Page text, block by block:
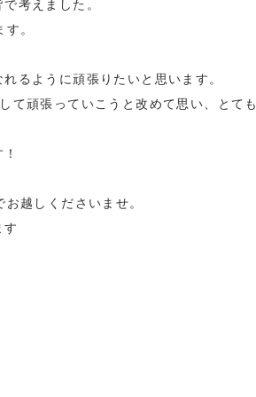
考えました。
。
るように頑張りたいと思います。
て頑張っていこうと改めて思い、とても
越しくださいませ。